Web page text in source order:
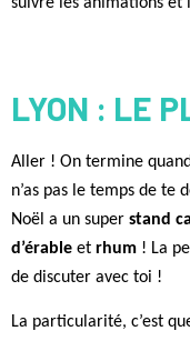
suivre les animations et
LYON : LE
Aller ! On termine
n’as pas le temps de te
Noël a un super stand
d’érable et rhum ! La
de discuter avec toi !
La particularité, c’est